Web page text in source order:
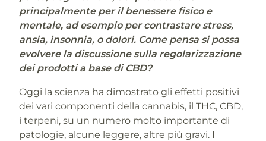
principalmente per il benessere fisico e
mentale, ad esempio per contrastare stress,
ansia, insonnia, o dolori. Come pensa si possa
evolvere la discussione sulla regolarizzazione
dei prodotti a base di CBD?
Oggi la scienza ha dimostrato gli effetti positivi
dei vari componenti della cannabis, il THC, CBD,
i terpeni, su un numero molto importante di
patologie, alcune leggere, altre più gravi. I